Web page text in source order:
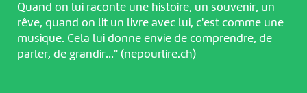
Quand on lui raconte une histoire, un souvenir, un
rêve, quand on lit un livre avec lui, c'est comme une
musique. Cela lui donne envie de comprendre, de
parler, de grandir…" (nepourlire.ch)